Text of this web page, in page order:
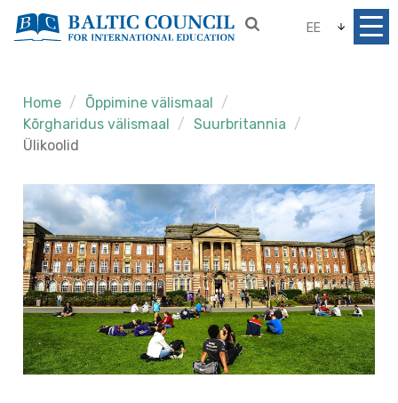
EE
Home
Õppimine välismaal
Kõrgharidus välismaal
Suurbritannia
Ülikoolid